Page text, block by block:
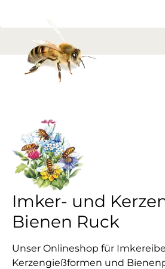
Imker- und
Bienen Ruck
Unser Onlineshop für
Kerzengießformen und